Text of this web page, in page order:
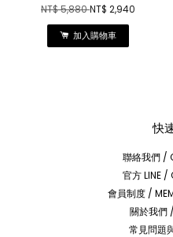
NT$ 5,880NT$ 2,940
加入購物車
快
聯絡我們 /
官方 LINE /
會員制度 /
關於我們
常見問題